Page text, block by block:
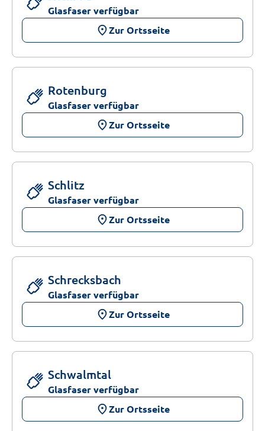
Glasfaser verfügbar
placeZur Ortsseite
Rotenburg
Glasfaser verfügbar
placeZur Ortsseite
Schlitz
Glasfaser verfügbar
placeZur Ortsseite
Schrecksbach
Glasfaser verfügbar
placeZur Ortsseite
Schwalmtal
Glasfaser verfügbar
placeZur Ortsseite